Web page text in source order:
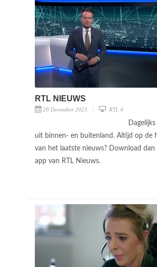
RTL NIEUWS
29 December 2023 RTL 4
uit binnen- en buitenland. Altijd op de
van het laatste nieuws? Download dan
app van RTL Nieuws.